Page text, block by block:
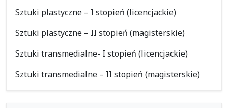
Sztuki plastyczne – I stopień (licencjackie)
Sztuki plastyczne – II stopień (magisterskie)
Sztuki transmedialne- I stopień (licencjackie)
Sztuki transmedialne – II stopień (magisterskie)